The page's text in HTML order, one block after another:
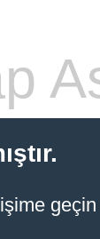
geçin